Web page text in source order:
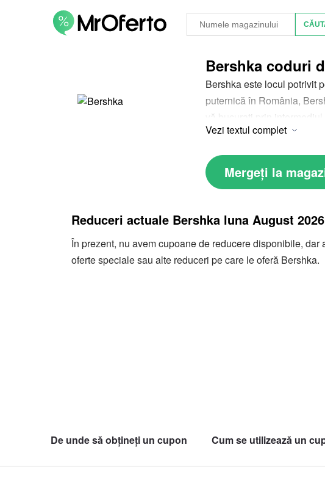
Bershka coduri
Bershka este locul potrivit
puternică în România,
vă bucurați prin
confortabili, o geacă
Vezi textul complet
Mergeți la
Reduceri actuale Bershka luna August 2026
În prezent, nu avem cupoane de reducere disponibile,
oferte speciale sau alte reduceri pe care le oferă Bershka.
De unde să obțineți un cupon Cum se utilizează un